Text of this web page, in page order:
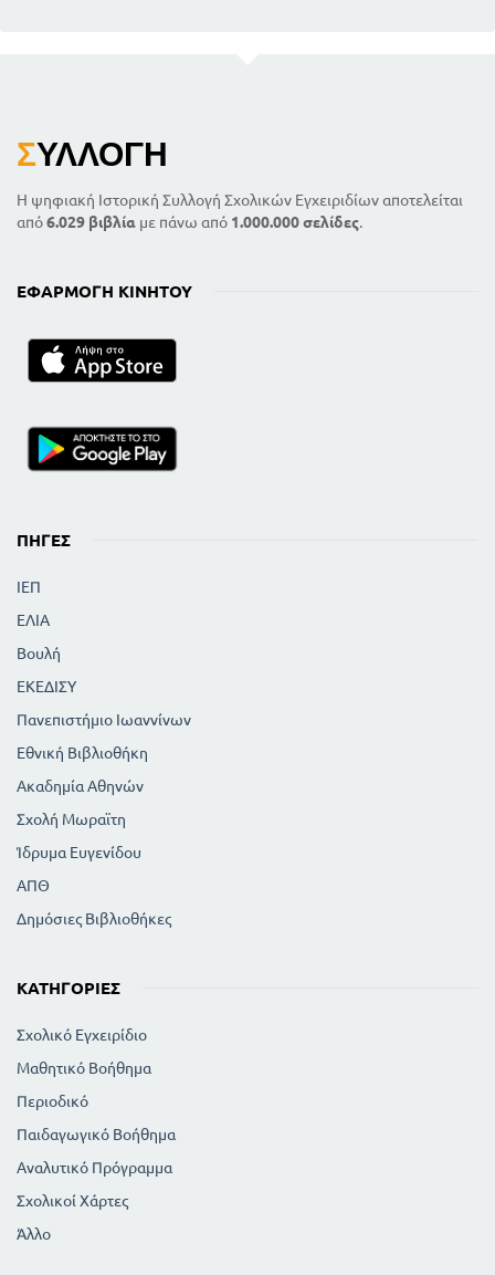
ΣΥΛΛΟΓΉ
Η ψηφιακή Ιστορική Συλλογή Σχολικών Εγχειριδίων αποτελείται
από6.029 βιβλία με πάνω από 1.000.000 σελίδες.
ΕΦΑΡΜΟΓΉ ΚΙΝΗΤΟΎ
ΠΗΓΈΣ
ΙΕΠ
ΕΛΙΑ
Βουλή
ΕΚΕΔΙΣΥ
Πανεπιστήμιο Ιωαννίνων
Εθνική Βιβλιοθήκη
Ακαδημία Αθηνών
Σχολή Μωραϊτη
Ίδρυμα Ευγενίδου
ΑΠΘ
Δημόσιες Βιβλιοθήκες
ΚΑΤΗΓΟΡΊΕΣ
Σχολικό Εγχειρίδιο
Μαθητικό Βοήθημα
Περιοδικό
Παιδαγωγικό Βοήθημα
Αναλυτικό Πρόγραμμα
Σχολικοί Χάρτες
Άλλο